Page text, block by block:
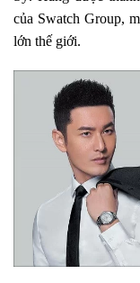
của Swatch Group,
lớn thế giới.